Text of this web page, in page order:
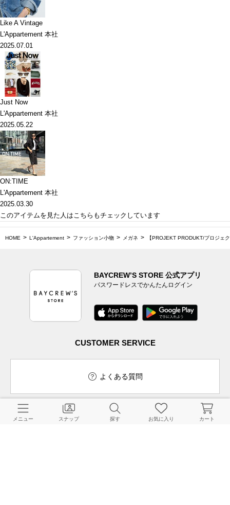
Like A Vintage
L'Appartement 本社
2025.07.01
Just Now
L'Appartement 本社
2025.05.22
ON:TIME
L'Appartement 本社
2025.03.30
このアイテムを見た人はこちらもチェックしています
HOME L'Appartement ファッション小物 メガネ 【PROJEKT PRODUKT/プロジェ
BAYCREW’S STORE 公式アプリ
パスワードレスでかんたんログイン
CUSTOMER SERVICE
よくある質問
メニュー スナップ 探す お気に入り カート